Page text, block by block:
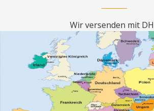
Wir versenden mit